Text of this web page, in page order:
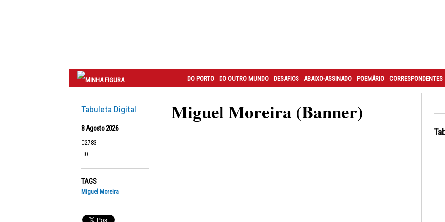
DO PORTO DO OUTRO MUNDO DESAFIOS ABAIXO-ASSINADO POEMÁRIO CORRESPONDENTES
Tabuleta Digital
8 Agosto 2026
2783
0
TAGS
Miguel Moreira
Miguel Moreira (Banner)